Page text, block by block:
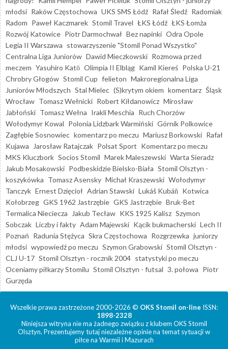
młodsi Raków Częstochowa UKS SMS Łódź Rafał Śledź Radomiak
Radom Paweł Kaczmarek Stomil Travel ŁKS Łódź ŁKS Łomża
Rozwój Katowice Piotr Darmochwał Bez napinki Odra Opole
Legia II Warszawa stowarzyszenie "Stomil Ponad Wszystko"
Centralna Liga Juniorów Dawid Mieczkowski Rozmowa przed
meczem Yasuhiro Katō Olimpia II Elbląg Kamil Kiereś Polska U-21
Chrobry Głogów Stomil Cup felieton Makroregionalna Liga
Juniorów Młodszych Stal Mielec (S)krytym okiem komentarz Śląsk
Wrocław Tomasz Wełnicki Robert Kiłdanowicz Mirosław
Jabłoński Tomasz Wełna Irakli Meschia Ruch Chorzów
Wołodymyr Kowal Polonia Lidzbark Warmiński Górnik Polkowice
Zagłębie Sosnowiec komentarz po meczu Mariusz Borkowski Rafał
Kujawa
Jarosław Ratajczak Polsat Sport Komentarz po meczu
MKS Kluczbork Socios Stomil Marek Maleszewski Warta Sieradz
Jakub Mosakowski Podbeskidzie Bielsko-Biała Stomil Olsztyn -
koszykówka Tomasz Asensky Michał Kraszewski Wołodymyr
Tanczyk Ernest Dzięcioł Adrian Stawski Lukáš Kubáň Kotwica
Kołobrzeg GKS 1962 Jastrzębie GKS Jastrzębie Bruk-Bet
Termalica Nieciecza
Jakub Tecław KKS 1925 Kalisz Szymon
Sobczak Liczby i fakty Adam Majewski Kącik bukmacherski Lech II
Poznań Radunia Stężyca Skra Częstochowa Rozgrzewka juniorzy
młodsi wypowiedź po meczu Szymon Grabowski Stomil Olsztyn -
CLJ U-17 Stomil Olsztyn - rocznik 2004 statystyki po meczu
Oceniamy piłkarzy Stomilu Stomil Olsztyn - futsal 3. połowa Piotr
Gurzęda
Wszelkie prawa zastrzeżone 2000-2026 © OKS Stomil on-line ISSN:
1898-2328
Niniejsza witryna nie ma żadnego związku z klubem OKS Stomil
Olsztyn. Prezentujemy tutaj niezależne opinie na temat sytuacji w
piłce na Warmii i Mazurach